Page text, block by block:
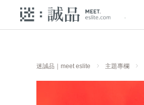
迷誠品｜meet eslite 主題專欄